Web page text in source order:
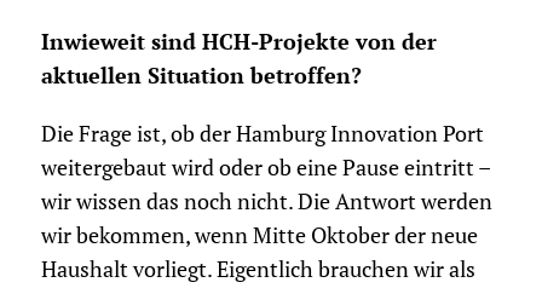
Inwieweit sind HCH-Projekte von der
aktuellen Situation betroffen?
Die Frage ist, ob der Hamburg Innovation Port
weitergebaut wird oder ob eine Pause eintritt –
wir wissen das noch nicht. Die Antwort werden
wir bekommen, wenn Mitte Oktober der neue
Haushalt vorliegt. Eigentlich brauchen wir als